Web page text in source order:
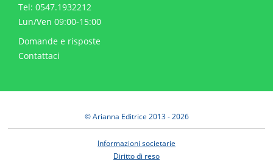
Tel: 0547.1932212
Lun/Ven 09:00-15:00
Domande e risposte
Contattaci
© Arianna Editrice 2013 - 2026
Informazioni societarie
Diritto di reso